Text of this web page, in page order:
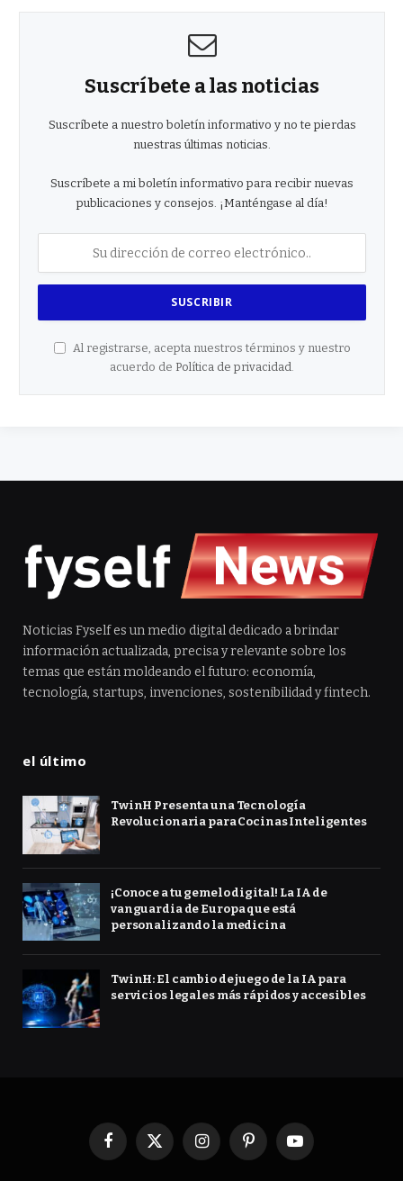
Suscríbete a las noticias
Suscríbete a nuestro boletín informativo y no te pierdas
nuestras últimas noticias.
Suscríbete a mi boletín informativo para recibir nuevas
publicaciones y consejos. ¡Manténgase al día!
Al registrarse, acepta nuestros términos y nuestro
acuerdo de Política de privacidad.
Noticias Fyself es un medio digital dedicado a brindar
información actualizada, precisa y relevante sobre los
temas que están moldeando el futuro: economía,
tecnología, startups, invenciones, sostenibilidad y fintech.
el último
TwinH Presenta una Tecnología
Revolucionaria para Cocinas Inteligentes
¡Conoce a tu gemelo digital! La IA de
vanguardia de Europa que está
personalizando la medicina
TwinH: El cambio de juego de la IA para
servicios legales más rápidos y accesibles
Facebook
X
InstagramPinterestYouTube